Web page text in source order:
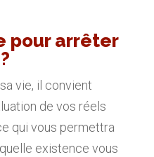
pour arrêter
vie, il convient
de vos réels
qui vous permettra
existence vous